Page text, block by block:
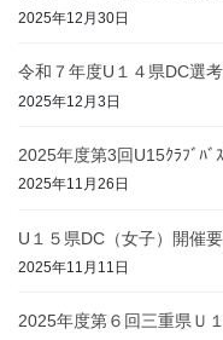
2025年12月30日
令和７年度U１４県DC選
2025年12月3日
2025年度第3回U15ｸﾗﾌﾞﾊﾞ
2025年11月26日
U１５県DC（女子）開催
2025年11月11日
2025年度第６回三重県Ｕ